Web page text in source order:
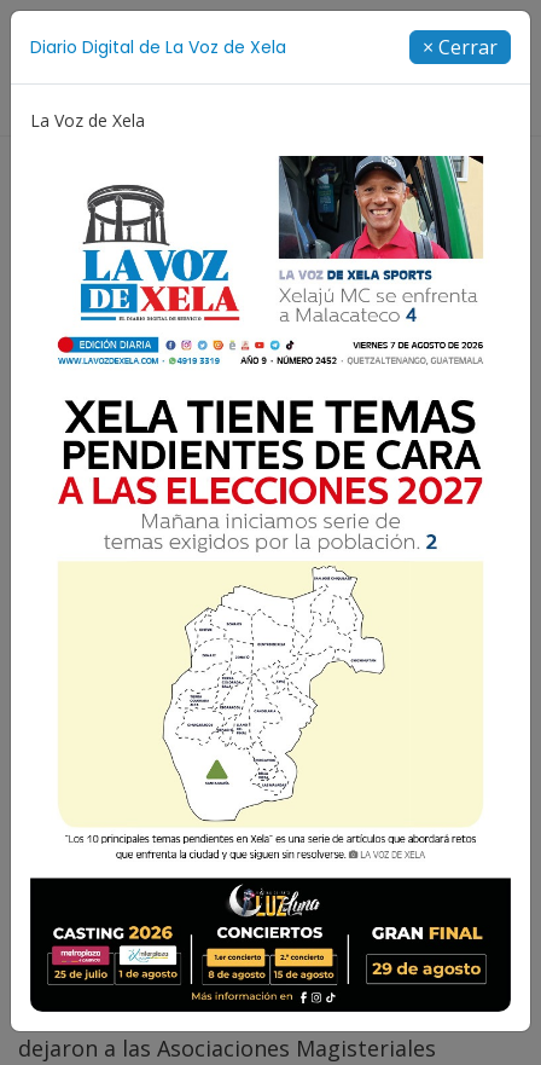
Diario Digital de La Voz de Xela × Cerrar
La Voz de Xela
No es el STEG, si no, los que
están dirigiendo el STEG.
Parte II final
5 Junio 2025 08:30
Reinicio esta conversación escrita, dando
respuesta al porqué los maestros y maestras
dejaron a las Asociaciones Magisteriales